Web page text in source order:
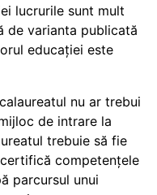
lucrurile sunt mult
de varianta publicată
educației este
nu ar trebui
de intrare la
trebuie să fie
competențele
parcursul unui